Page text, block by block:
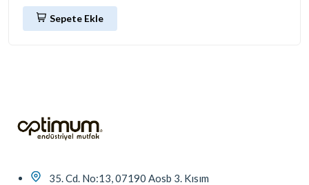
Sepete Ekle
35. Cd. No:13, 07190 Aosb 3. Kısım